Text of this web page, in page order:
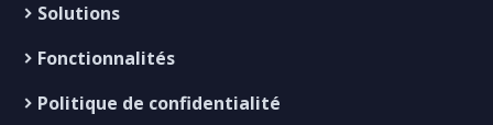
Solutions
Fonctionnalités
Politique de confidentialité